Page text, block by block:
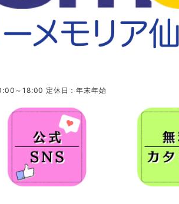
～18:00 定休日：年末年始